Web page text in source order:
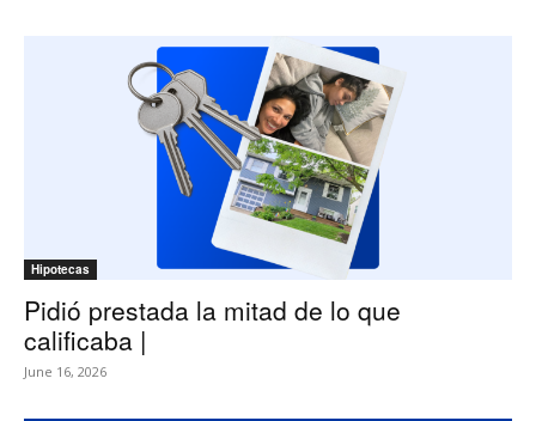
Hipotecas
Pidió prestada la mitad de lo que
calificaba |
June 16, 2026